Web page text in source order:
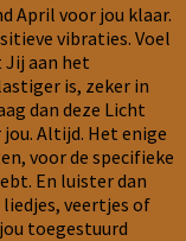
April voor jou klaar.
vibraties. Voel
Jij aan het
is, zeker in
dan deze Licht
jou. Altijd. Het enige
voor de specifieke
En luister dan
veertjes of
toegestuurd